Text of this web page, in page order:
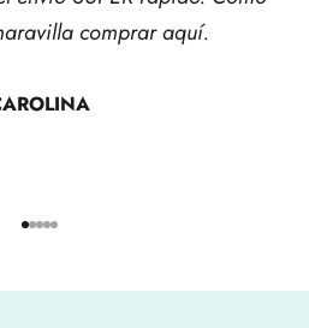
comprar aquí.
Ir al artículo 1
Ir al artículo 2
Ir al artículo 3
Ir al artículo 4
Ir al artículo 5